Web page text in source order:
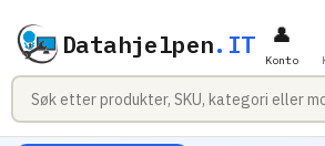
Datahjelpen.IT 👤
Konto